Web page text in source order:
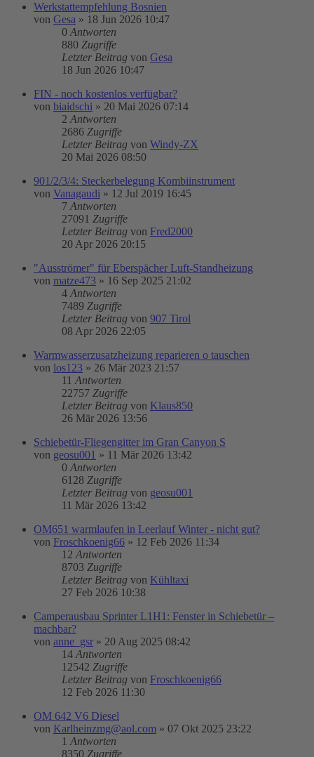
Werkstattempfehlung Bosnien
von Gesa » 18 Jun 2026 10:47
0 Antworten
880 Zugriffe
Letzter Beitrag von Gesa
18 Jun 2026 10:47
FIN - noch kostenlos verfügbar?
von biaidschi » 20 Mai 2026 07:14
2 Antworten
2686 Zugriffe
Letzter Beitrag von Windy-ZX
20 Mai 2026 08:50
901/2/3/4: Steckerbelegung Kombiinstrument
von Vanagaudi » 12 Jul 2019 16:45
7 Antworten
27091 Zugriffe
Letzter Beitrag von Fred2000
20 Apr 2026 20:15
"Ausströmer" für Eberspächer Luft-Standheizung
von matze473 » 16 Sep 2025 21:02
4 Antworten
7489 Zugriffe
Letzter Beitrag von 907 Tirol
08 Apr 2026 22:05
Warmwasserzusatzheizung reparieren o tauschen
von los123 » 26 Mär 2023 21:57
11 Antworten
22757 Zugriffe
Letzter Beitrag von Klaus850
26 Mär 2026 13:56
Schiebetür-Fliegengitter im Gran Canyon S
von geosu001 » 11 Mär 2026 13:42
0 Antworten
6128 Zugriffe
Letzter Beitrag von geosu001
11 Mär 2026 13:42
OM651 warmlaufen in Leerlauf Winter - nicht gut?
von Froschkoenig66 » 12 Feb 2026 11:34
12 Antworten
8703 Zugriffe
Letzter Beitrag von Kühltaxi
27 Feb 2026 10:38
Camperausbau Sprinter L1H1: Fenster in Schiebetür –
machbar?
von anne_gsr » 20 Aug 2025 08:42
14 Antworten
12542 Zugriffe
Letzter Beitrag von Froschkoenig66
12 Feb 2026 11:30
OM 642 V6 Diesel
von Karlheinzmg@aol.com » 07 Okt 2025 23:22
1 Antworten
8350 Zugriffe